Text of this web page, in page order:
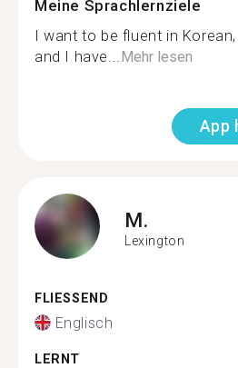
Meine Sprachlernziele
I want to be fluent in
and I have...Mehr lesen
App
M.
Lexington
FLIESSEND
Englisch
LERNT